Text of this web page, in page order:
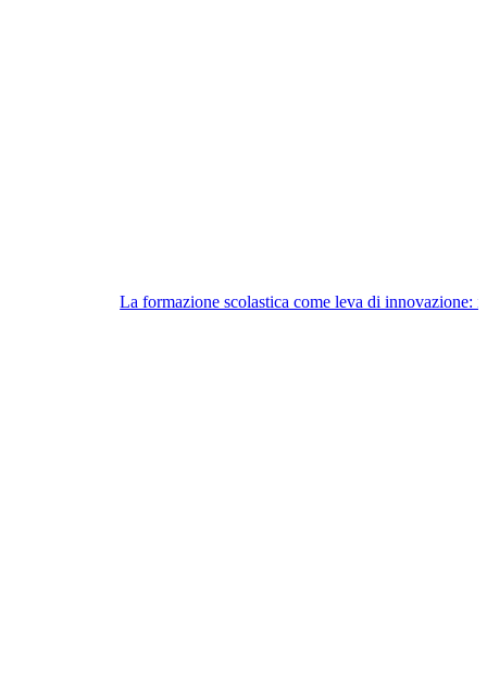
La formazione scolastica come leva di